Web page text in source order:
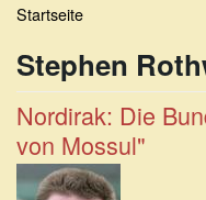
Startseite
Stephen
Nordirak: Die
von Mossul"